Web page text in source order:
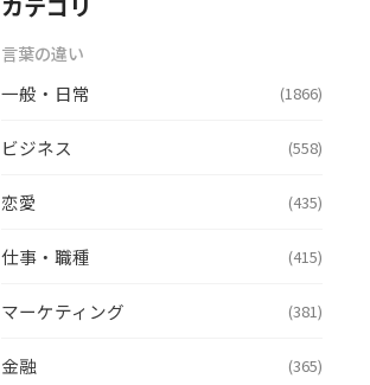
言葉の違い
一般・日常 (1866)
ビジネス (558)
恋愛 (435)
仕事・職種 (415)
マーケティング (381)
金融 (365)